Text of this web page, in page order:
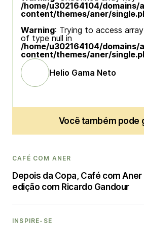
/home/u302164104/
content/themes/aner/
Warning: Trying to access
of type null in
/home/u302164104/
content/themes/aner/
Helio Gama Neto
Você também pode
CAFÉ COM ANER
Depois da Copa, Café com Aner
edição com Ricardo Gandour
INSPIRE-SE